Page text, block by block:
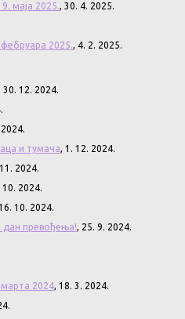
маја 2025., 30. 4. 2025.
2025., 4. 2. 2025.
30. 12. 2024.
и тумача, 1. 12. 2024.
2024.
10. 2024.
10. 2024.
дан превођења!, 25. 9. 2024.
2024, 18. 3. 2024.